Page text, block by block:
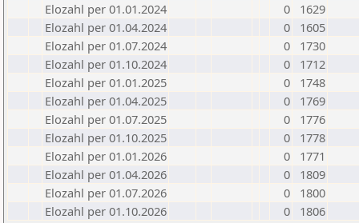
Elozahl per 01.01.2024
0
1629
Elozahl per 01.04.2024
0
1605
Elozahl per 01.07.2024
0
1730
Elozahl per 01.10.2024
0
1712
Elozahl per 01.01.2025
0
1748
Elozahl per 01.04.2025
0
1769
Elozahl per 01.07.2025
0
1776
Elozahl per 01.10.2025
0
1778
Elozahl per 01.01.2026
0
1771
Elozahl per 01.04.2026
0
1809
Elozahl per 01.07.2026
0
1800
Elozahl per 01.10.2026
0 1806